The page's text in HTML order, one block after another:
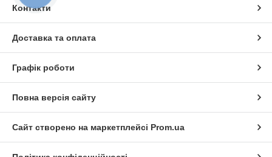
Контакти
Доставка та оплата
Графік роботи
Повна версія сайту
Сайт створено на маркетплейсі Prom.ua